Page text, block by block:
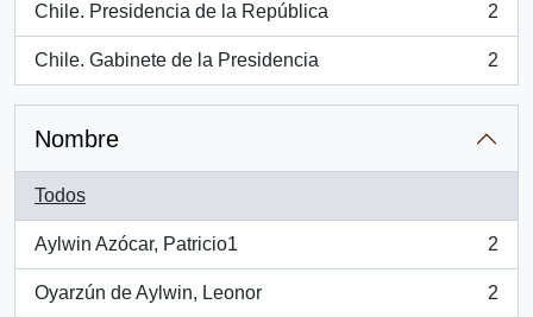
Chile. Presidencia de la República
, 2 resultados
2
Chile. Gabinete de la Presidencia
, 2 resultados
2
Nombre
Todos
Aylwin Azócar, Patricio1
, 2 resultados
2
Oyarzún de Aylwin, Leonor
, 2 resultados
2